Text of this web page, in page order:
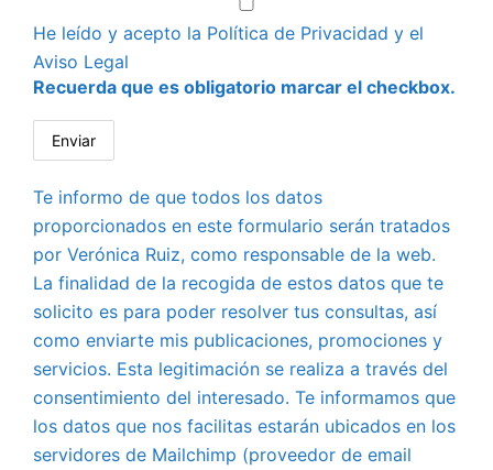
He leído y acepto la Política de Privacidad y el
Aviso Legal
Recuerda que es obligatorio marcar el checkbox.
Te informo de que todos los datos
proporcionados en este formulario serán tratados
por Verónica Ruiz, como responsable de la web.
La finalidad de la recogida de estos datos que te
solicito es para poder resolver tus consultas, así
como enviarte mis publicaciones, promociones y
servicios. Esta legitimación se realiza a través del
consentimiento del interesado. Te informamos que
los datos que nos facilitas estarán ubicados en los
servidores de Mailchimp (proveedor de email